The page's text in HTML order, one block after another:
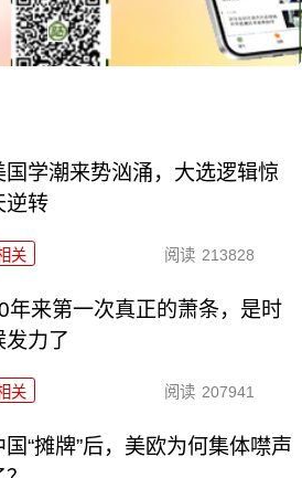
国学潮来势汹涌，大选逻辑惊
逆转
关 阅读 213828
年来第一次真正的萧条，是时
发力了
关 阅读 207941
国“摊牌”后，美欧为何集体噤声